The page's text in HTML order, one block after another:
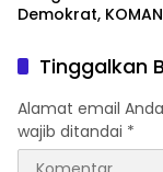
Demokrat,
Dody Hanggodo
Tinggalkan
Alamat email
wajib ditandai *